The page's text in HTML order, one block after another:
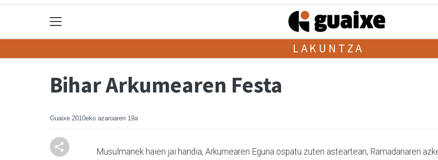
LAKUNTZA
Bihar Arkumearen Festa
Guaixe 2010eko azaroaren 19a
Musulmanek haien jai handia, Arkumearen Eguna ospatu zuten asteartean, Ramadanaren